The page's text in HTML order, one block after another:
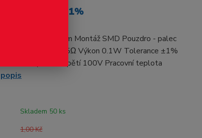
R0603 15Ω +-1%
rezistoru thick film Montáž SMD Pouzdro - palec
1608 Hodnota 15Ω Výkon 0.1W Tolerance ±1%
Max. impulsní napětí 100V Pracovní teplota
Skladem 50 ks
1,00 Kč